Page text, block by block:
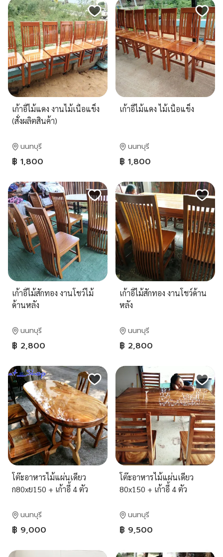
เก้าอี้ไม้แดง งานไม้เนื้อแข็ง
(สั่งผลิตสินค้า)
นนทบุรี
฿ 1,800
เก้าอี้ไม้แดง ไม้เนื้อแข็ง
นนทบุรี
฿ 1,800
เก้าอี้ไม้สักทอง งานโชว์ไม้
ด้านหลัง
นนทบุรี
฿ 2,800
เก้าอี้ไม้สักทอง งานโชว์ด้าน
หลัง
นนทบุรี
฿ 2,800
โต๊ะอาหารไม้แผ่นเดียว
ก80xย150 + เก้าอี้ 4 ตัว
นนทบุรี
฿ 9,000
โต๊ะอาหารไม้แผ่นเดียว
80x150 + เก้าอี้ 4 ตัว
นนทบุรี
฿ 9,500